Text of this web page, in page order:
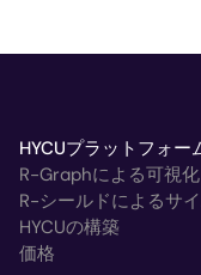
HYCUプラットフォー
R-Graphによる可視化
R-シールドによるサ
HYCUの構築
価格